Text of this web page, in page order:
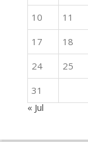
10
11
17
18
24
25
31
« Jul